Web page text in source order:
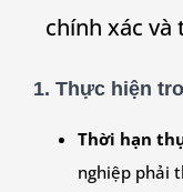
chính xác và
1. Thực hiện
Thời hạn
nghiệp phải